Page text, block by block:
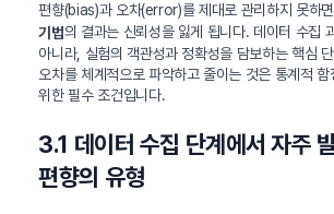
편향(bias)과 오차(error)를 제대로 관리하지 못하
기법의 결과는 신뢰성을 잃게 됩니다. 데이터 수집
아니라, 실험의 객관성과 정확성을 담보하는 핵심
오차를 체계적으로 파악하고 줄이는 것은 통계적 함
위한 필수 조건입니다.
3.1 데이터 수집 단계에서 자주
편향의 유형